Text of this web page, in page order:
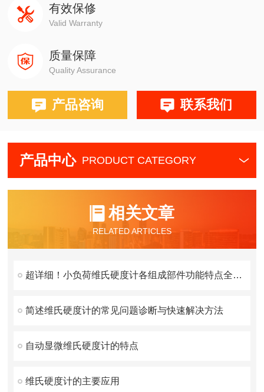
有效保修
Valid Warranty
质量保障
Quality Assurance
产品咨询 联系我们
产品中心 PRODUCT CATEGORY
相关文章
RELATED ARTICLES
超详细！小负荷维氏硬度计各组成部件功能特点全解析
简述维氏硬度计的常见问题诊断与快速解决方法
自动显微维氏硬度计的特点
维氏硬度计的主要应用